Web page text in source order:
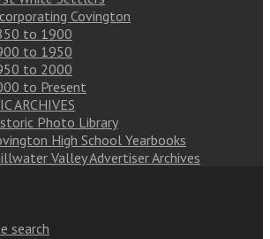
Covington
to 1900
to 1950
to 2000
to Present
ARCHIVES
Photo Library
High School Yearbooks
Valley Advertiser Archives
search